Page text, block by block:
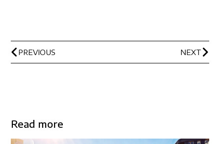
PREVIOUS NEXT
Read more